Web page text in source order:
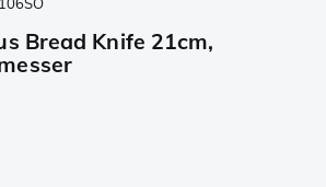
Bread Knife 21cm,